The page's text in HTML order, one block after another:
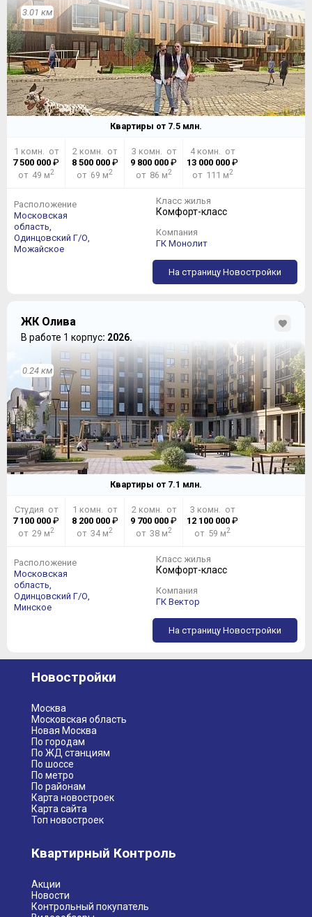
3.01 км
Квартиры от 7.5 млн.
1 комн. от
7 500 000 ₽
от 49 м2
2 комн. от
8 500 000₽
от 69 м2
3 комн. от
9 800 000 ₽
от 86 м2
4 комн. от
13 000 000 ₽
от 111 м2
Расположение
Московская
область,
Одинцовский Г/О,
Можайское
Класс жилья
Комфорт-класс
Компания
ГК Монолит
На страницу Новостройки
ЖК Олива
В работе 1 корпус: 2026.
0.24 км
Квартиры от 7.1 млн.
Студия от
7 100 000 ₽
от 29 м2
1 комн. от
8 200 000₽
от 34 м2
2 комн. от
9 700 000 ₽
от 38 м2
3 комн. от
12 100 000 ₽
от 59 м2
Расположение
Московская
область,
Одинцовский Г/О,
Минское
Класс жилья
Комфорт-класс
Компания
ГК Вектор
На страницу Новостройки
Новостройки
Москва
Московская область
Новая Москва
По городам
По ЖД станциям
По шоссе
По метро
По районам
Карта новостроек
Карта сайта
Топ новостроек
Квартирный Контроль
Акции
Новости
Контрольный покупатель